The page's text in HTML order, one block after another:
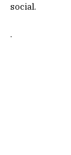
social.
.